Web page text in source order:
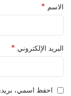
الاسم *
البريد الإلكتروني *
احفظ اسمي،